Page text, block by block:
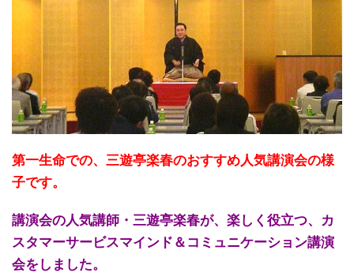
第一生命での、三遊亭楽春のおすすめ人気講演会の様
子です。
講演会の人気講師・三遊亭楽春が、楽しく役立つ、カ
スタマーサービスマインド＆コミュニケーション講演
会をしました。